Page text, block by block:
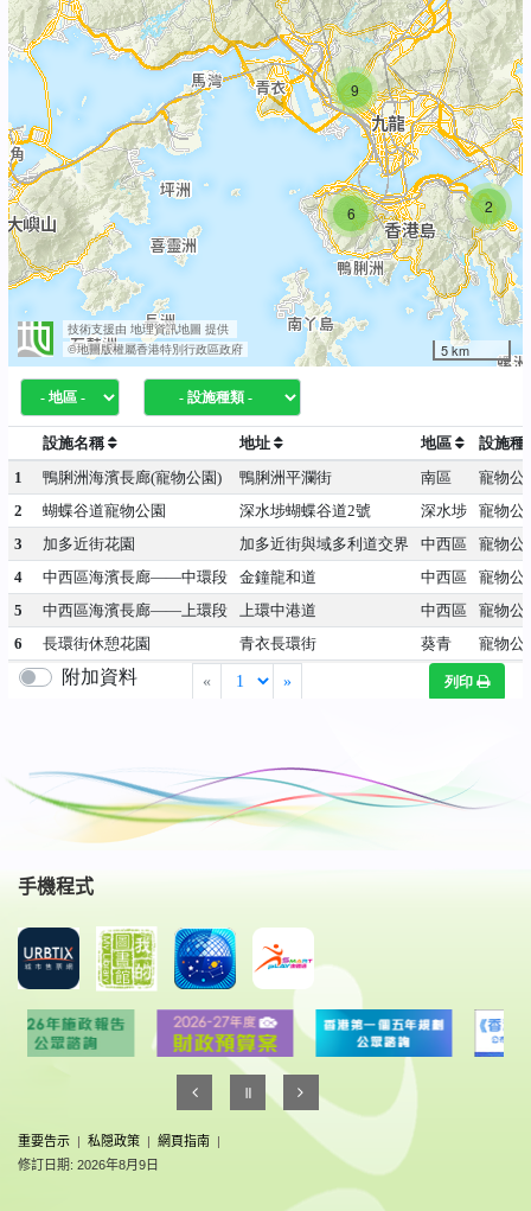
手機程式
重要告示 | 私隠政策 | 網頁指南 |
修訂日期: 2026年8月9日